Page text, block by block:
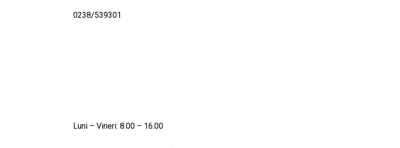
0238/539301
Luni – Vineri: 8.00 – 16.00